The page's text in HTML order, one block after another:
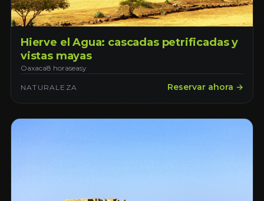
Hierve el Agua: cascadas petrificadas y
vistas mayas
Oaxaca8 horaseasy
NATURALEZA Reservar ahora →